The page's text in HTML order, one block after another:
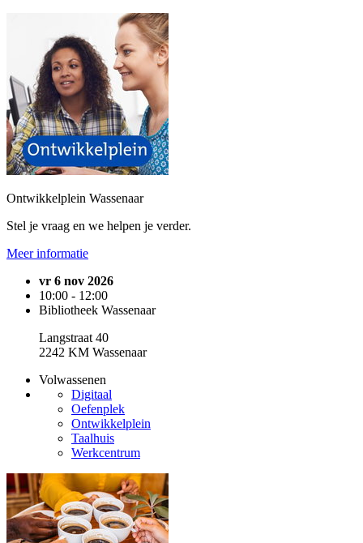
Ontwikkelplein Wassenaar
Stel je vraag en we helpen je verder.
Meer informatie
vr 6 nov 2026
10:00 - 12:00
Bibliotheek Wassenaar
Langstraat 40
2242 KM Wassenaar
Volwassenen
Digitaal
Oefenplek
Ontwikkelplein
Taalhuis
Werkcentrum